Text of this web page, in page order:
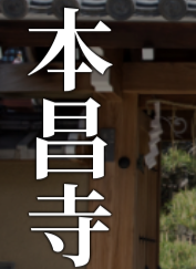
本昌寺